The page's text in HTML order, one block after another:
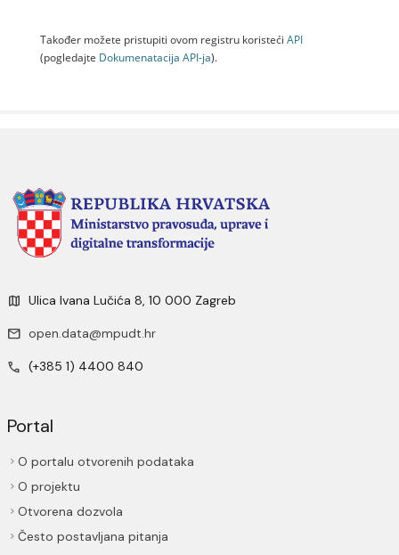
Također možete pristupiti ovom registru koristeći API
(pogledajte Dokumenаtаcijа API-jа).